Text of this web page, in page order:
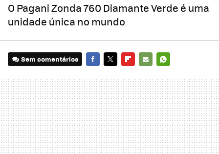
O Pagani Zonda 760 Diamante Verde é uma
unidade única no mundo
Sem comentários
MAIL